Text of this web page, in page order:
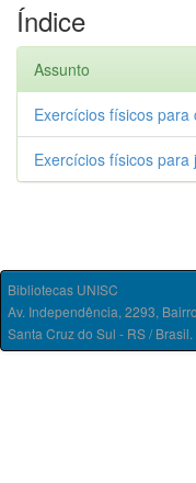
Índice
Assunto
Exercícios físicos para
Exercícios físicos para
Bibliotecas UNISC
Av. Independência, 2293,
Santa Cruz do Sul - RS /